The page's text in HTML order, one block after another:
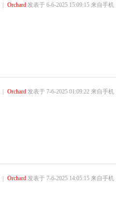
| Orchard 发表于 6-6-2025 15:09:15 来自手机
| Orchard 发表于 7-6-2025 01:09:22 来自手机
| Orchard 发表于 7-6-2025 14:05:15 来自手机